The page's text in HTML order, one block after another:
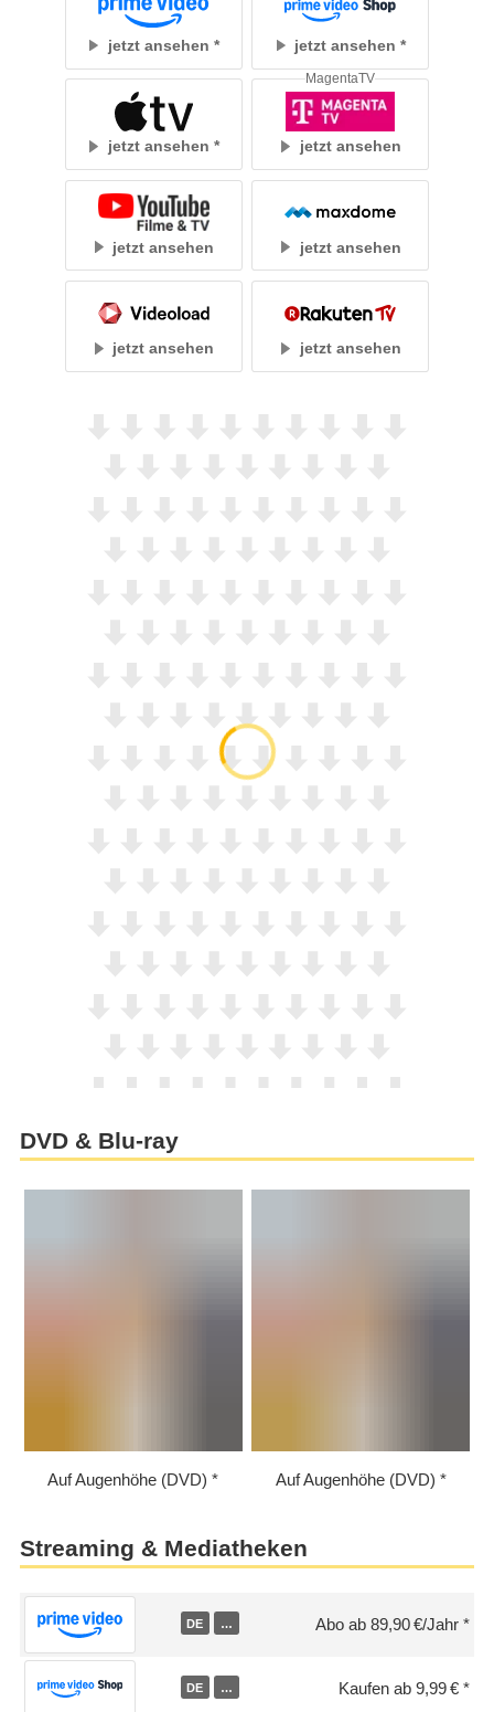
jetzt ansehen jetzt ansehen
jetzt ansehen jetzt ansehen
MagentaTV
jetzt ansehen jetzt ansehen
jetzt ansehen jetzt ansehen
DVD & Blu-ray
Auf Augenhöhe (DVD) Auf Augenhöhe (DVD)
Streaming & Mediatheken
DE … Abo ab 89,90 €/Jahr
DE … Kaufen ab 9,99 €